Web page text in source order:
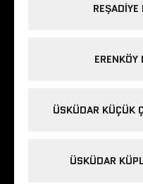
ÜSKÜDAR KÜÇÜK
ÜSKÜDAR